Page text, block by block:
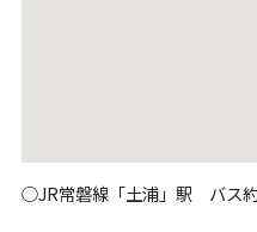
○JR常磐線「土浦」駅 バス